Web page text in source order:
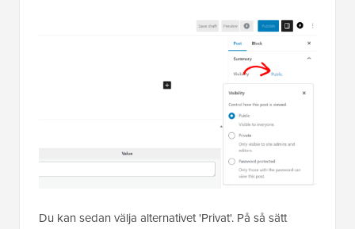
Du kan sedan välja alternativet 'Privat'. På så sätt